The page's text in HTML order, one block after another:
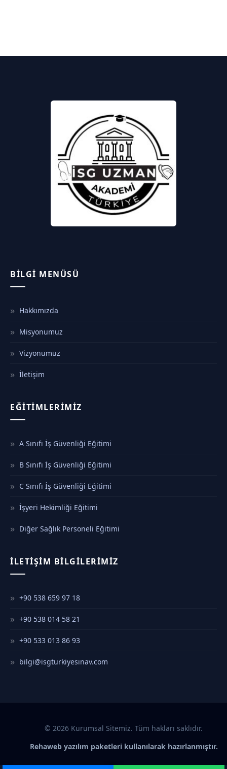
BILGI MENÜSÜ
Hakkımızda
Misyonumuz
Vizyonumuz
İletişim
EĞITIMLERIMIZ
A Sınıfı İş Güvenliği Eğitimi
B Sınıfı İş Güvenliği Eğitimi
C Sınıfı İş Güvenliği Eğitimi
İşyeri Hekimliği Eğitimi
Diğer Sağlık Personeli Eğitimi
İLETIŞIM BILGILERIMIZ
+90 538 659 97 18
+90 538 014 58 21
+90 533 013 86 93
bilgi@isgturkiyesınav.com
© 2026 Kurumsal Sitemiz. Tüm hakları saklıdır.
Rehaweb yazılım paketleri kullanılarak hazırlanmıştır.